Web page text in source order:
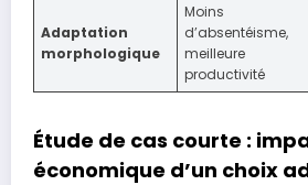
Adaptation
morphologique
Moins
d’absentéisme,
meilleure
productivité
Étude de cas courte :
économique d’un choix